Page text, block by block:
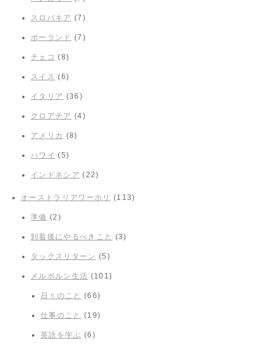
スロバキア (7)
ポーランド (7)
チェコ (8)
スイス (6)
イタリア (36)
クロアチア (4)
アメリカ (8)
ハワイ (5)
インドネシア (22)
オーストラリアワーホリ (113)
準備 (2)
到着後にやるべきこと (3)
タックスリターン (5)
メルボルン生活 (101)
日々のこと (66)
仕事のこと (19)
英語を学ぶ (6)